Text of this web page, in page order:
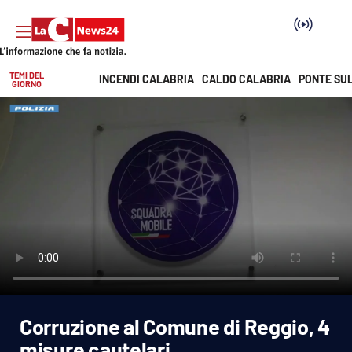
Economia e lavoro
Italia Mondo
Vai
TEMI DEL
GIORNO
INCENDI CALABRIA CALDO CALABRIA PONTE
Corruzione al Comune di Reggio, 4